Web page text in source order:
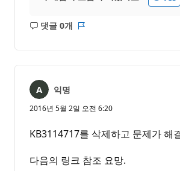
댓글 0개
설
음
익명
2016년 5월 2일 오전 6:20
KB3114717를 삭제하고 문제가 해
다음의 링크 참조 요망.